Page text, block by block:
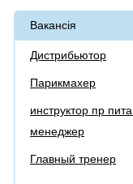
Вакансія
Дистрибьютор
Парикмахер
инструктор пр
менеджер
Главный тренер